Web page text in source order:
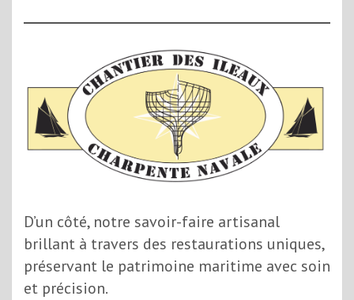
D’un côté, notre savoir-faire artisanal
brillant à travers des restaurations uniques,
préservant le patrimoine maritime avec soin
et précision.